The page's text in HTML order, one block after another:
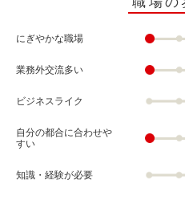
にぎやかな職場
業務外交流多い
ビジネスライク
自分の都合に合わせや
すい
知識・経験が必要